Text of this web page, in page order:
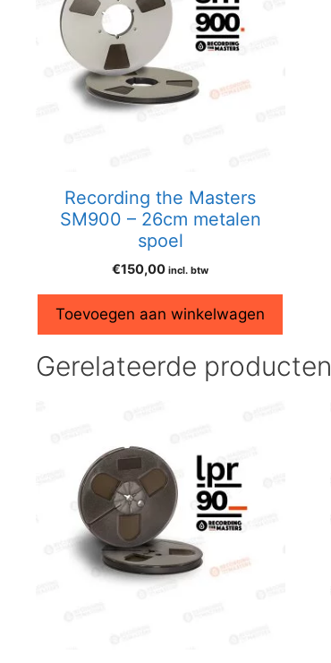
Recording the Masters
SM900 – 26cm metalen
spoel
€150,00 incl. btw
Toevoegen aan winkelwagen
Gerelateerde producten